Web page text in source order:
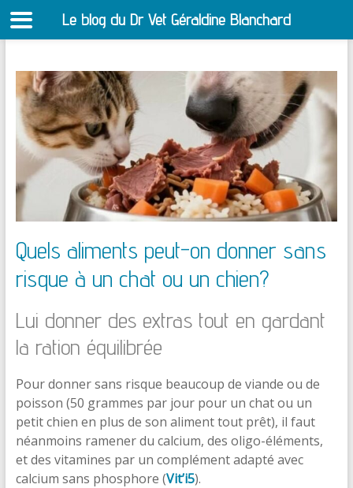
contenu
Quels aliments peut-on donner sans
risque à un chat ou un chien?
Lui donner des extras tout en gardant
la ration équilibrée
Pour donner sans risque beaucoup de viande ou de
poisson (50 grammes par jour pour un chat ou un
petit chien en plus de son aliment tout prêt), il faut
néanmoins ramener du calcium, des oligo-éléments,
et des vitamines par un complément adapté avec
calcium sans phosphore (Vit’i5).
Le blog du Dr Vet Géraldine Blanchard